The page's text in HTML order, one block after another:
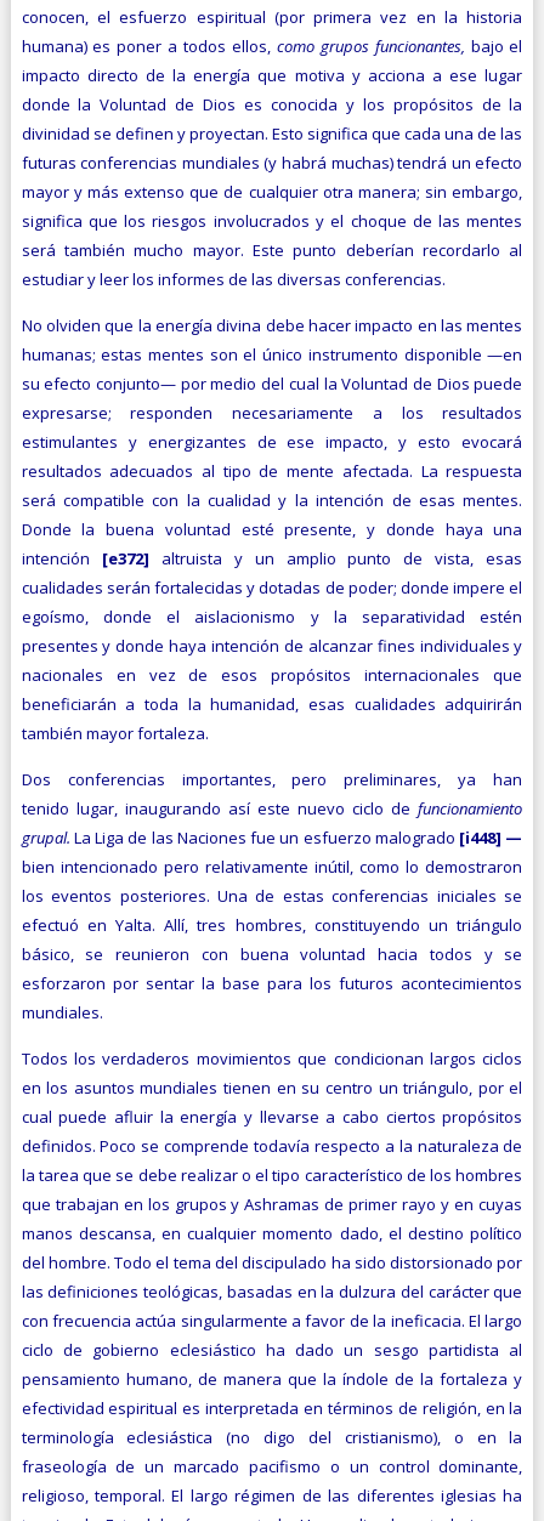
conocen, el esfuerzo espiritual (por primera vez en la historia
humana) es poner a todos ellos, como grupos funcionantes, bajo el
impacto directo de la energía que motiva y acciona a ese lugar
donde la Voluntad de Dios es conocida y los propósitos de la
divinidad se definen y proyectan. Esto significa que cada una de las
futuras conferencias mundiales (y habrá muchas) tendrá un efecto
mayor y más extenso que de cualquier otra manera; sin embargo,
significa que los riesgos involucrados y el choque de las mentes
será también mucho mayor. Este punto deberían recordarlo al
estudiar y leer los informes de las diversas conferencias.
No olviden que la energía divina debe hacer impacto en las mentes
humanas; estas mentes son el único instrumento disponible —en
su efecto conjunto— por medio del cual la Voluntad de Dios puede
expresarse; responden necesariamente a los resultados
estimulantes y energizantes de ese impacto, y esto evocará
resultados adecuados al tipo de mente afectada. La respuesta
será compatible con la cualidad y la intención de esas mentes.
Donde la buena voluntad esté presente, y donde haya una
intención [e372] altruista y un amplio punto de vista, esas
cualidades serán fortalecidas y dotadas de poder; donde impere el
egoísmo, donde el aislacionismo y la separatividad estén
presentes y donde haya intención de alcanzar fines individuales y
nacionales en vez de esos propósitos internacionales que
beneficiarán a toda la humanidad, esas cualidades adquirirán
también mayor fortaleza.
Dos conferencias importantes, pero preliminares, ya han
tenido lugar, inaugurando así este nuevo ciclo defuncionamiento
gru­pal. La Liga de las Naciones fue un esfuerzo malogrado [i448] —
bien intencionado pero relativamente inútil, como lo demostraron
los eventos posteriores. Una de estas conferencias iniciales se
efectuó en Yalta. Allí, tres hombres, constituyendo un triángulo
básico, se reunieron con buena voluntad hacia todos y se
esforzaron por sentar la base para los futuros acontecimientos
mundiales.
Todos los verdaderos movimientos que condicionan largos ciclos
en los asuntos mundiales tienen en su centro un triángulo, por el
cual puede afluir la energía y llevarse a cabo ciertos propósitos
definidos. Poco se comprende todavía respecto a la naturaleza de
la tarea que se debe realizar o el tipo característico de los hombres
que trabajan en los grupos y Ashramas de primer rayo y en cuyas
manos descansa, en cualquier momento dado, el destino político
del hombre. Todo el tema del discipulado ha sido distorsionado por
las definiciones teológicas, basadas en la dulzura del carácter que
con frecuencia actúa singularmente a favor de la ineficacia. El largo
ciclo de gobierno eclesiástico ha dado un sesgo partidista al
pensamiento humano, de manera que la índole de la fortaleza y
efectividad espiritual es interpretada en términos de religión, en la
terminología eclesiástica (no digo del cristianismo), o en la
fraseología de un marcado pacifismo o un control dominante,
religioso, temporal. El largo régimen de las diferentes iglesias ha